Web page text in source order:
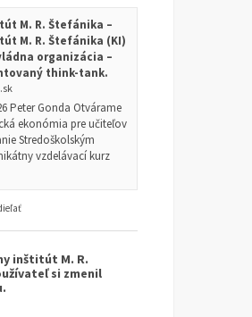
M. R. Štefánika –
M. R. Štefánika (KI)
organizácia –
think-tank.
Peter Gonda Otvárame
ekonómia pre učiteľov
Stredoškolským
vzdelávací kurz
inštitút M. R.
si zmenil